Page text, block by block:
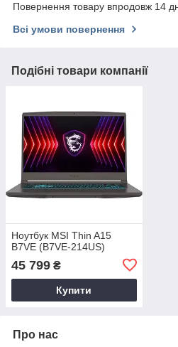
Повернення товару впродовж 14
Всі умови повернення
Подібні товари компанії
Ноутбук MSI Thin A15
B7VE (B7VE-214US)
45 799 ₴
Купити
Про нас